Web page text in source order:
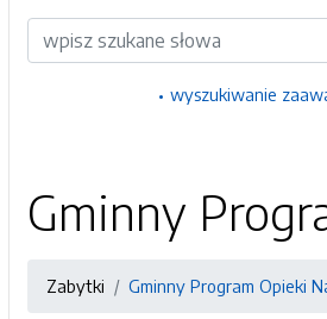
Wyszukiwarka
wyszukiwanie
Gminny
Zabytki Gminny Program Opieki